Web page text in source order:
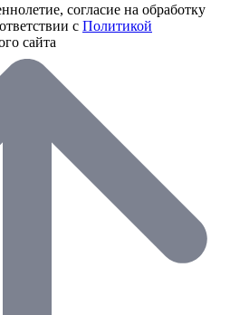
согласие на обработку
с Политикой
сайта